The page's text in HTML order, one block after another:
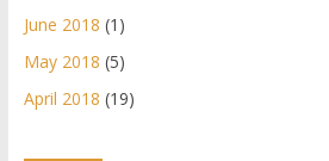
June 2018 (1)
May 2018 (5)
April 2018 (19)